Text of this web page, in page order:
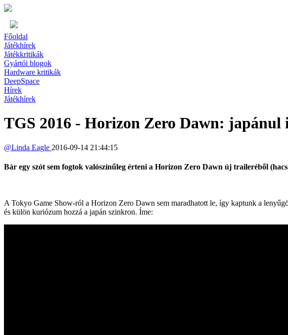
Főoldal
Játékhírek
Játékkritikák
Gyártói blogok
Hardware kritikák
DeepSpace
Hírek
Játékhírek
TGS 2016 - Horizon Zero Dawn: japánul
@Linda Eagle 2016-09-14 21:44:15
Bár egy szót sem fogtok valószínűleg érteni a Horizon Zero Dawn új traileréből
A Tokyo Game Show-ról a Horizon Zero Dawn sem maradhatott le, így kaptunk a
és külön kuriózum hozzá a japán szinkron. Íme: